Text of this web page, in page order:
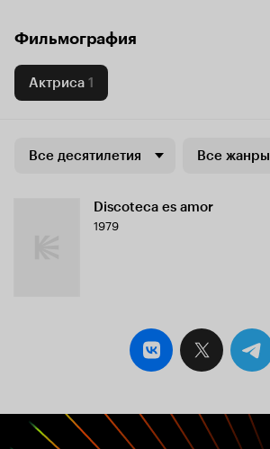
Фильмография
Актриса 1
Все десятилетия Все жанры
Discoteca es amor
1979